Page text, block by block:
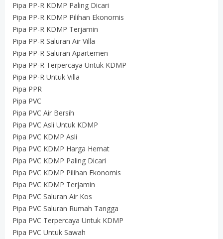
Pipa PP-R KDMP Paling Dicari
Pipa PP-R KDMP Pilihan Ekonomis
Pipa PP-R KDMP Terjamin
Pipa PP-R Saluran Air Villa
Pipa PP-R Saluran Apartemen
Pipa PP-R Terpercaya Untuk KDMP
Pipa PP-R Untuk Villa
Pipa PPR
Pipa PVC
Pipa PVC Air Bersih
Pipa PVC Asli Untuk KDMP
Pipa PVC KDMP Asli
Pipa PVC KDMP Harga Hemat
Pipa PVC KDMP Paling Dicari
Pipa PVC KDMP Pilihan Ekonomis
Pipa PVC KDMP Terjamin
Pipa PVC Saluran Air Kos
Pipa PVC Saluran Rumah Tangga
Pipa PVC Terpercaya Untuk KDMP
Pipa PVC Untuk Sawah